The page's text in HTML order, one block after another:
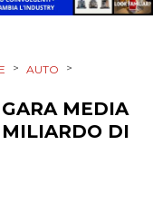
> AUTO >
MEDIA
DI